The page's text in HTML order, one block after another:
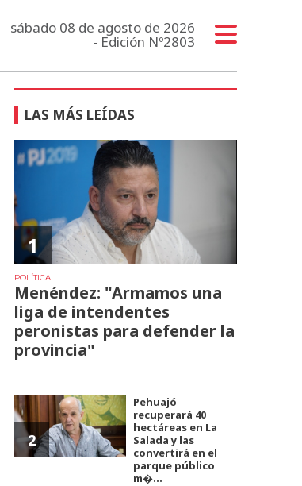
sábado 08 de agosto de 2026
- Edición Nº2803
LAS MÁS LEÍDAS
1
POLÍTICA
Menéndez: "Armamos una
liga de intendentes
peronistas para defender la
provincia"
2
Pehuajó
recuperará 40
hectáreas en La
Salada y las
convertirá en el
parque público
m�...